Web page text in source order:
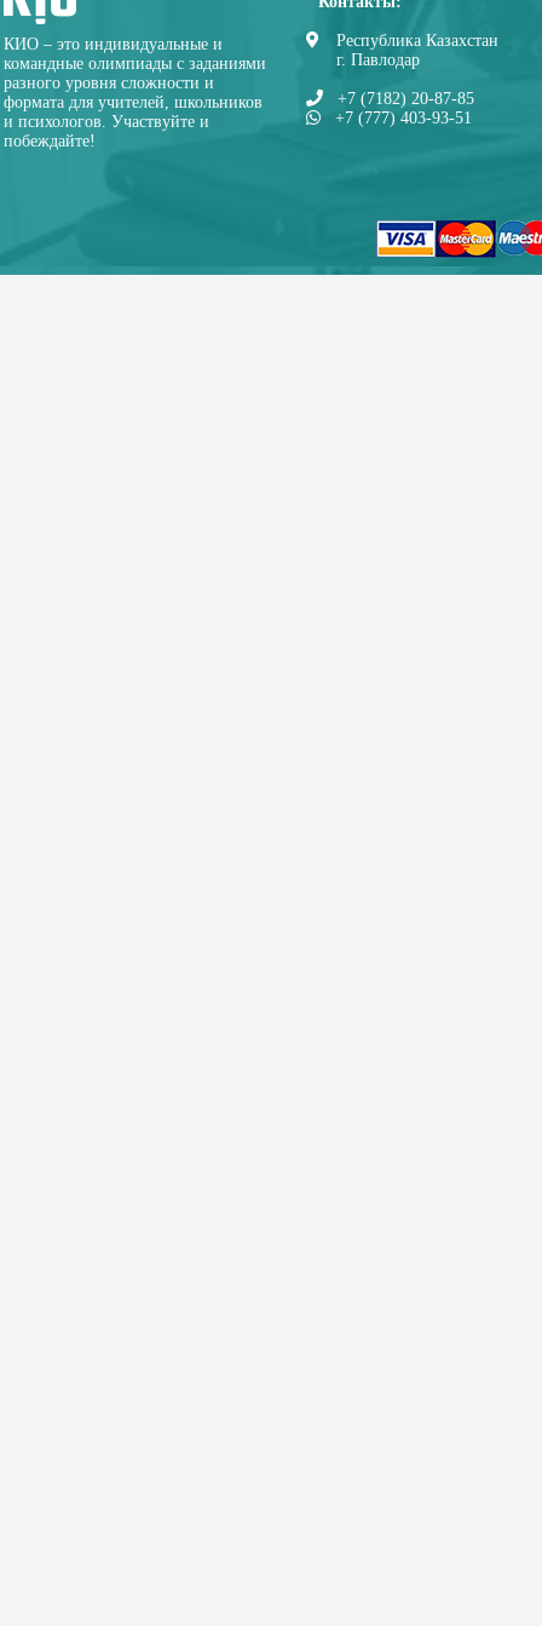
КИО – это индивидуальные и
командные олимпиады с заданиями
разного уровня сложности и
формата для учителей, школьников
и психологов. Участвуйте и
побеждайте!
Республика Казахстан
г. Павлодар
+7 (7182) 20-87-85
+7 (777) 403-93-51